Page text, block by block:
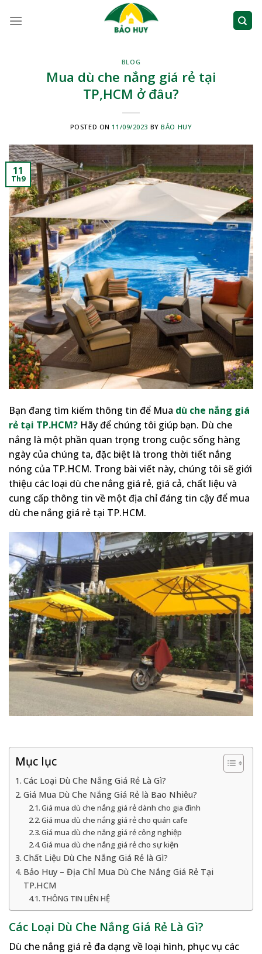
BLOG
Mua dù che nắng giá rẻ tại
TP,HCM ở đâu?
POSTED ON 11/09/2023 BYBẢO HUY
11
Th9
Bạn đang tìm kiếm thông tin để Mua dù che nắng giá
rẻ tại TP.HCM? Hãy để chúng tôi giúp bạn. Dù che
nắng là một phần quan trọng trong cuộc sống hàng
ngày của chúng ta, đặc biệt là trong thời tiết nắng
nóng của TP.HCM. Trong bài viết này, chúng tôi sẽ giới
thiệu các loại dù che nắng giá rẻ, giá cả, chất liệu và
cung cấp thông tin về một địa chỉ đáng tin cậy để mua
dù che nắng giá rẻ tại TP.HCM.
Mục lục
Các Loại Dù Che Nắng Giá Rẻ Là Gì?
Giá Mua Dù Che Nắng Giá Rẻ là Bao Nhiêu?
Giá mua dù che nắng giá rẻ dành cho gia đình
Giá mua dù che nắng giá rẻ cho quán cafe
Giá mua dù che nắng giá rẻ công nghiệp
Giá mua dù che nắng giá rẻ cho sự kiện
Chất Liệu Dù Che Nắng Giá Rẻ là Gì?
Bảo Huy – Địa Chỉ Mua Dù Che Nắng Giá Rẻ Tại
TP.HCM
THÔNG TIN LIÊN HỆ
Các Loại Dù Che Nắng Giá Rẻ Là Gì?
Dù che nắng giá rẻ đa dạng về loại hình, phục vụ các